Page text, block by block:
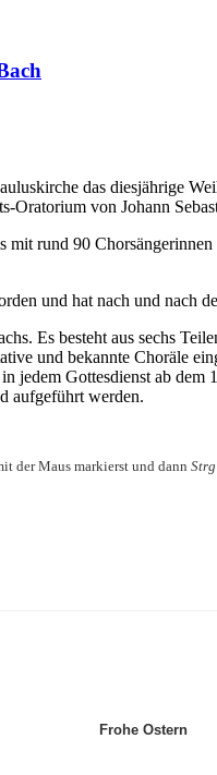
das diesjährige
Oratorium von Johann
rund 90
und hat nach und nach
Es besteht aus sechs
und bekannte Choräle
Gottesdienst ab
aufgeführt werden.
der Maus markierst und dann
Frohe Ostern